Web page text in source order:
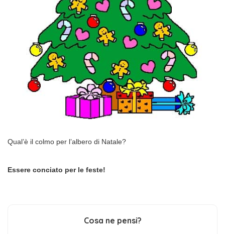
Qual’è il colmo per l’albero di Natale?
Essere conciato per le feste!
Cosa ne pensi?